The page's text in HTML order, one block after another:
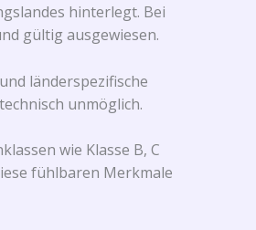
hinterlegt. Bei
gültig ausgewiesen.
länderspezifische
unmöglich.
wie Klasse B, C
fühlbaren Merkmale